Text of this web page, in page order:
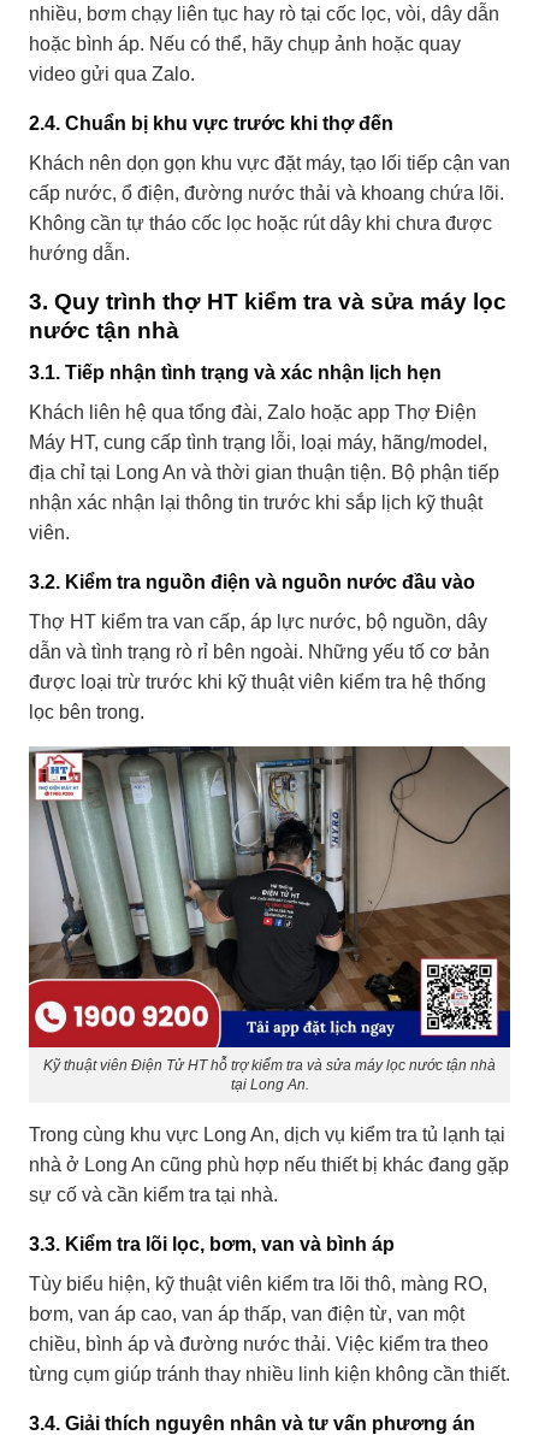
nhiều, bơm chạy liên tục hay rò tại cốc lọc, vòi, dây dẫn
hoặc bình áp. Nếu có thể, hãy chụp ảnh hoặc quay
video gửi qua Zalo.
2.4. Chuẩn bị khu vực trước khi thợ đến
Khách nên dọn gọn khu vực đặt máy, tạo lối tiếp cận van
cấp nước, ổ điện, đường nước thải và khoang chứa lõi.
Không cần tự tháo cốc lọc hoặc rút dây khi chưa được
hướng dẫn.
3. Quy trình thợ HT kiểm tra và sửa máy lọc
nước tận nhà
3.1. Tiếp nhận tình trạng và xác nhận lịch hẹn
Khách liên hệ qua tổng đài, Zalo hoặc app Thợ Điện
Máy HT, cung cấp tình trạng lỗi, loại máy, hãng/model,
địa chỉ tại Long An và thời gian thuận tiện. Bộ phận tiếp
nhận xác nhận lại thông tin trước khi sắp lịch kỹ thuật
viên.
3.2. Kiểm tra nguồn điện và nguồn nước đầu vào
Thợ HT kiểm tra van cấp, áp lực nước, bộ nguồn, dây
dẫn và tình trạng rò rỉ bên ngoài. Những yếu tố cơ bản
được loại trừ trước khi kỹ thuật viên kiểm tra hệ thống
lọc bên trong.
Kỹ thuật viên Điện Tử HT hỗ trợ kiểm tra và sửa máy lọc nước tận nhà
tại Long An.
Trong cùng khu vực Long An, dịch vụ kiểm tra tủ lạnh tại
nhà ở Long An cũng phù hợp nếu thiết bị khác đang gặp
sự cố và cần kiểm tra tại nhà.
3.3. Kiểm tra lõi lọc, bơm, van và bình áp
Tùy biểu hiện, kỹ thuật viên kiểm tra lõi thô, màng RO,
bơm, van áp cao, van áp thấp, van điện từ, van một
chiều, bình áp và đường nước thải. Việc kiểm tra theo
từng cụm giúp tránh thay nhiều linh kiện không cần thiết.
3.4. Giải thích nguyên nhân và tư vấn phương án